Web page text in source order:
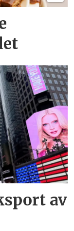
av